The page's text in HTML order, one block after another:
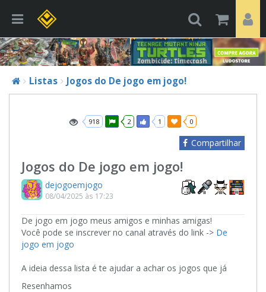
Listas Jogos do De jogo em jogo!
918 2 1 0
Compartilhar
Jogos do De jogo em jogo!
dejogoemjogo
08/04/2025 às 17:23
De jogo em jogo meus amigos e minhas amigas!
Você pode se inscrever no canal através do link -> De
jogo em jogo
A ideia dessa lista é te ajudar a achar os jogos que já
Resenhamos